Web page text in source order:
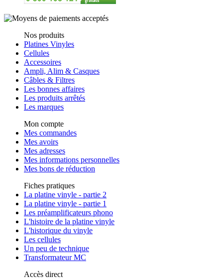
Nos produits
Platines Vinyles
Cellules
Accessoires
Ampli, Alim & Casques
Câbles & Filtres
Les bonnes affaires
Les produits arrêtés
Les marques
Mon compte
Mes commandes
Mes avoirs
Mes adresses
Mes informations personnelles
Mes bons de réduction
Fiches pratiques
La platine vinyle - partie 2
La platine vinyle - partie 1
Les préamplificateurs phono
L'histoire de la platine vinyle
L'historique du vinyle
Les cellules
Un peu de technique
Transformateur MC
Accès direct